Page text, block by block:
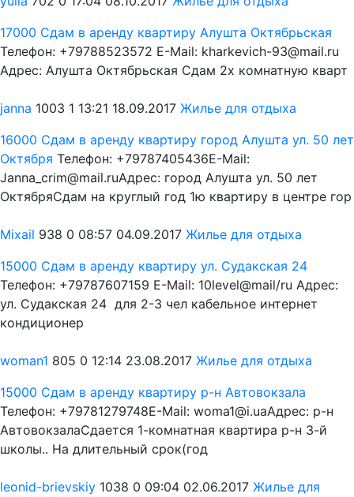
17000 Сдам в аренду квартиру Алушта Октябрьская
Телефон: +79788523572 E-Mail: kharkevich-93@mail.ru
Адрес: Алушта Октябрьская Сдам 2х комнатную кварт
janna 1003 1 13:21 18.09.2017 Жилье для отдыха
16000 Сдам в аренду квартиру город Алушта ул. 50 лет
Октября Телефон: +79787405436E-Mail:
Janna_crim@mail.ruАдрес: город Алушта ул. 50 лет
ОктябряСдам на круглый год 1ю квартиру в центре гор
Mixail 938 0 08:57 04.09.2017 Жилье для отдыха
15000 Сдам в аренду квартиру ул. Судакская 24
Телефон: +79787607159 E-Mail: 10level@mail/ru Адрес:
ул. Судакская 24 для 2-3 чел кабельное интернет
кондиционер
woman1 805 0 12:14 23.08.2017 Жилье для отдыха
15000 Сдам в аренду квартиру р-н Автовокзала
Телефон: +79781279748E-Mail: woma1@i.uaАдрес: р-н
АвтовокзалаСдается 1-комнатная квартира р-н 3-й
школы.. На длительный срок(год
leonid-brievskiy 1038 0 09:04 02.06.2017 Жилье для